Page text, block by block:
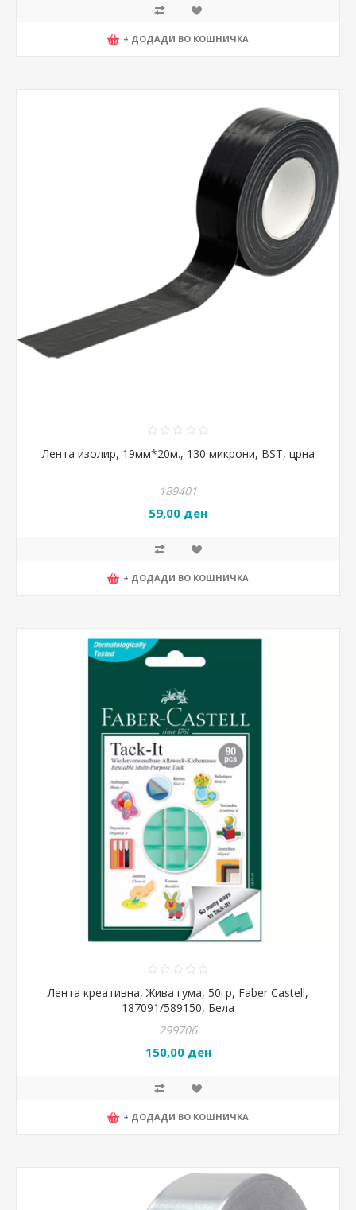
+ ДОДАДИ ВО КОШНИЧКА
Лента изолир, 19мм*20м., 130 микрони, BST, црна
189401
59,00 ден
+ ДОДАДИ ВО КОШНИЧКА
Лента креативна, Жива гума, 50гр, Faber Castell,
187091/589150, Бела
299706
150,00 ден
+ ДОДАДИ ВО КОШНИЧКА